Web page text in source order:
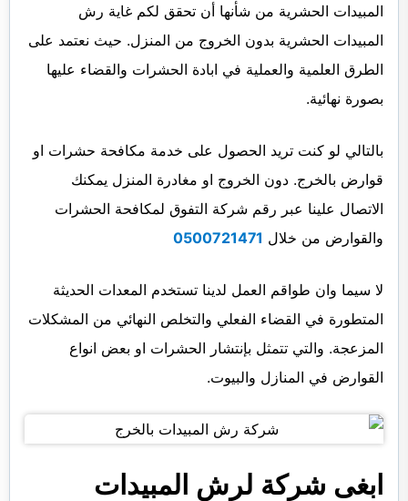
المبيدات الحشرية من شأنها أن تحقق لكم غاية رش
المبيدات الحشرية بدون الخروج من المنزل. حيث نعتمد على
الطرق العلمية والعملية في ابادة الحشرات والقضاء عليها
بصورة نهائية.
بالتالي لو كنت تريد الحصول على خدمة مكافحة حشرات او
قوارض بالخرج. دون الخروج او مغادرة المنزل يمكنك
الاتصال علينا عبر رقم شركة التفوق لمكافحة الحشرات
والقوارض من خلال 0500721471
لا سيما وان طواقم العمل لدينا تستخدم المعدات الحديثة
المتطورة في القضاء الفعلي والتخلص النهائي من المشكلات
المزعجة. والتي تتمثل بإنتشار الحشرات او بعض انواع
القوارض في المنازل والبيوت.
ابغى شركة لرش المبيدات